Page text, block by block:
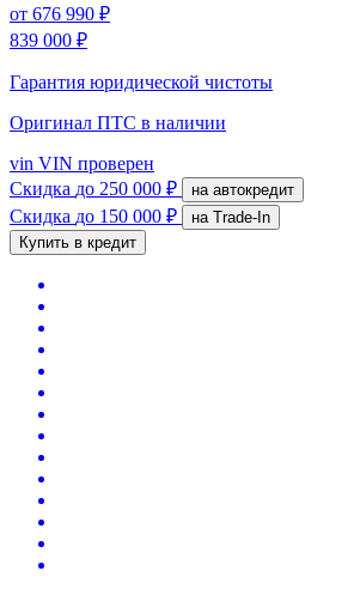
от 676 990 ₽
839 000 ₽
Гарантия юридической чистоты
Оригинал ПТС в наличии
vin VIN проверен
Скидка до 250 000 ₽ на автокредит
Скидка до 150 000 ₽
на Trade-In
Купить в кредит